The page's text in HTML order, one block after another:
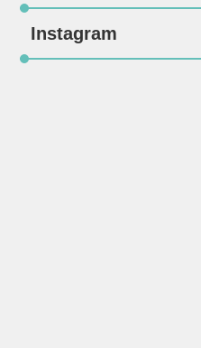
Instagram